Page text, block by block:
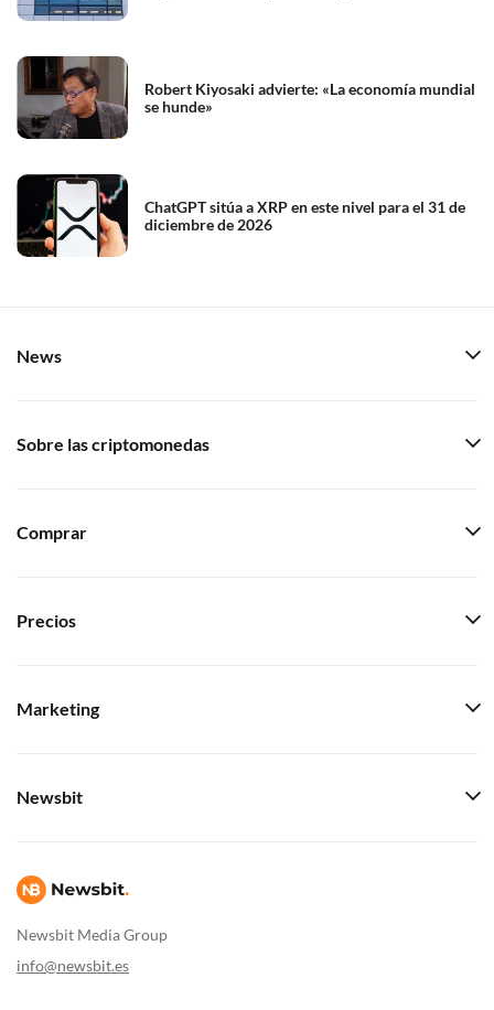
Robert Kiyosaki advierte: «La economía mundial
se hunde»
ChatGPT sitúa a XRP en este nivel para el 31 de
diciembre de 2026
Newsbit Media Group
info@newsbit.es
News
Sobre las criptomonedas
Comprar
Precios
Marketing
Newsbit